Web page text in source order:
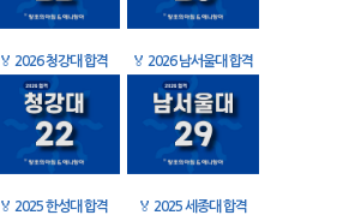
🏅 2026 청강대 합격 🏅 2026 남서울대 합격
🏅 2025 한성대 합격 🏅 2025 세종대 합격